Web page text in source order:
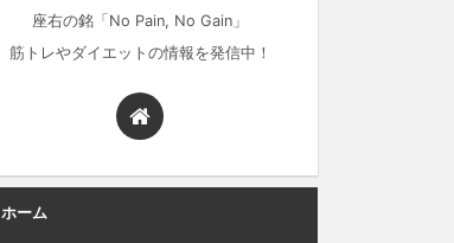
座右の銘「No Pain, No Gain」
筋トレやダイエットの情報を発信中！
ホーム